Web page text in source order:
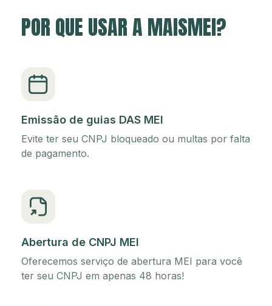
POR QUE USAR A MAISMEI?
Emissão de guias DAS MEI
Evite ter seu CNPJ bloqueado ou multas por falta
de pagamento.
Abertura de CNPJ MEI
Oferecemos serviço de abertura MEI para você
ter seu CNPJ em apenas 48 horas!